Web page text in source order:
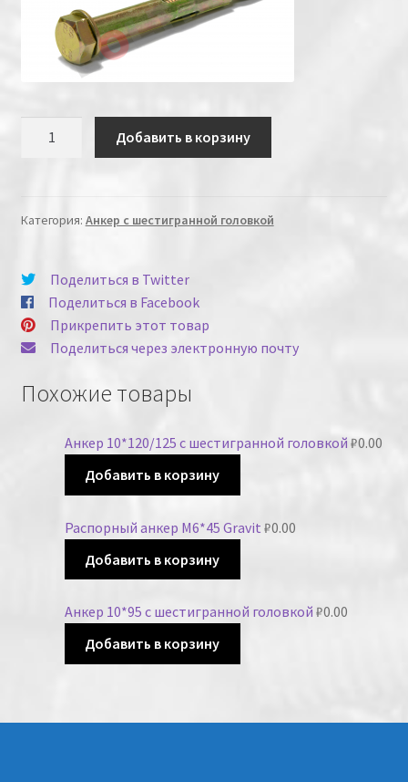
Добавить в корзину
Категория: Анкер с шестигранной головкой
Поделиться в Twitter
Поделиться в Facebook
Прикрепить этот товар
Поделиться через электронную почту
Похожие товары
Анкер 10*120/125 с шестигранной головкой ₽0.00
Добавить в корзину
Распорный анкер М6*45 Gravit ₽0.00
Добавить в корзину
Анкер 10*95 с шестигранной головкой ₽0.00
Добавить в корзину